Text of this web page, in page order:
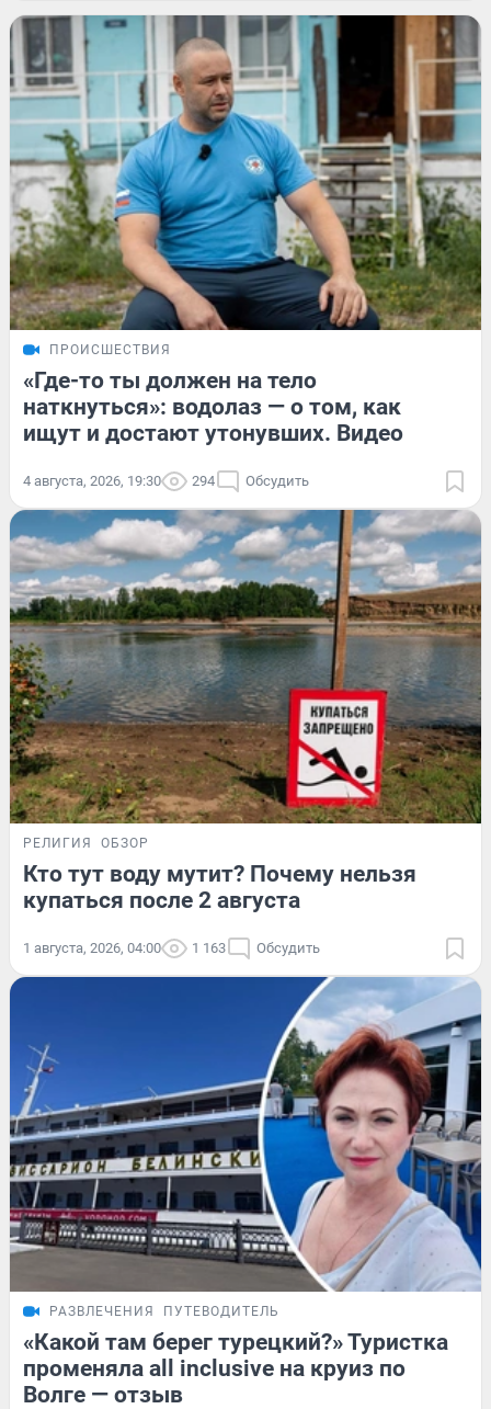
ПРОИСШЕСТВИЯ
«Где-то ты должен на тело
наткнуться»: водолаз — о том, как
ищут и достают утонувших. Видео
4 августа, 2026, 19:30 294 Обсудить
РЕЛИГИЯ ОБЗОР
Кто тут воду мутит? Почему нельзя
купаться после 2 августа
1 августа, 2026, 04:00 1 163 Обсудить
РАЗВЛЕЧЕНИЯ ПУТЕВОДИТЕЛЬ
«Какой там берег турецкий?» Туристка
променяла all inclusive на круиз по
Волге — отзыв